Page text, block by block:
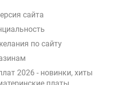
сайта
по сайту
2026 - новинки, хиты